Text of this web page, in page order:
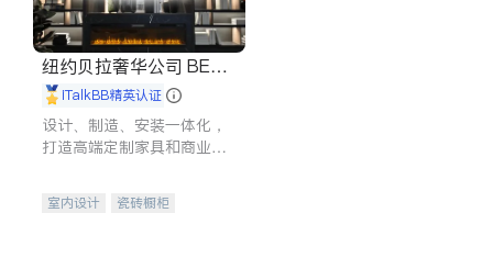
纽约贝拉奢华公司 BELL
A LUXE
iTalkBB精英认证
设计、制造、安装一体化，
打造高端定制家具和商业空
室内设计
瓷砖橱柜